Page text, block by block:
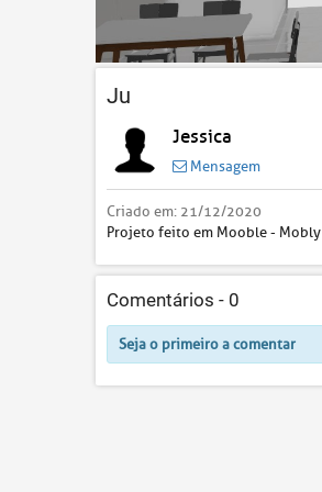
Ju
Jessica
Mensagem
Criado em: 21/12/2020
Projeto feito em Mooble - Mobly
Comentários - 0
Seja o primeiro a comentar